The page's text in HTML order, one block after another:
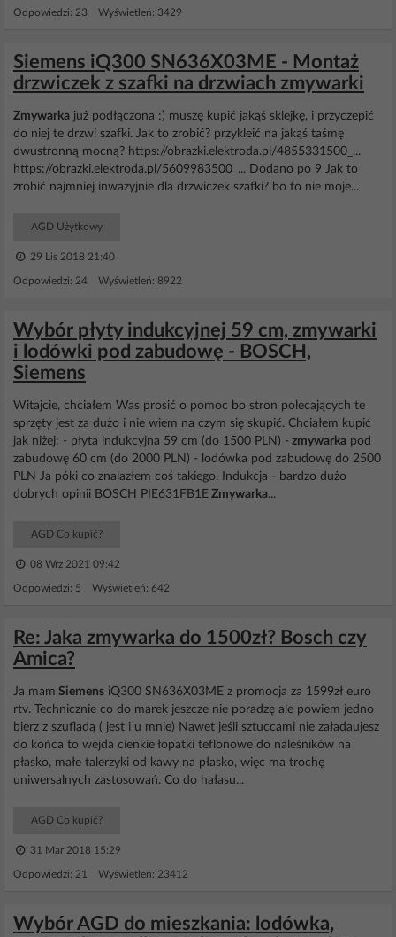
Odpowiedzi: 23 Wyświetleń: 3429
Siemens iQ300 SN636X03ME - Montaż
drzwiczek z szafki na drzwiach zmywarki
Zmywarka już podłączona :) muszę kupić jakąś sklejkę, i przyczepić
do niej te drzwi szafki. Jak to zrobić? przykleić na jakąś taśmę
dwustronną mocną? https://obrazki.elektroda.pl/4855331500_...
https://obrazki.elektroda.pl/5609983500_... Dodano po 9 Jak to
zrobić najmniej inwazyjnie dla drzwiczek szafki? bo to nie moje...
AGD Użytkowy
29 Lis 2018 21:40
Odpowiedzi: 24 Wyświetleń: 8922
Wybór płyty indukcyjnej 59 cm, zmywarki
i lodówki pod zabudowę - BOSCH,
Siemens
Witajcie, chciałem Was prosić o pomoc bo stron polecających te
sprzęty jest za dużo i nie wiem na czym się skupić. Chciałem kupić
jak niżej: - płyta indukcyjna 59 cm (do 1500 PLN) - zmywarka pod
zabudowę 60 cm (do 2000 PLN) - lodówka pod zabudowę do 2500
PLN Ja póki co znalazłem coś takiego. Indukcja - bardzo dużo
dobrych opinii BOSCH PIE631FB1E Zmywarka...
AGD Co kupić?
08 Wrz 2021 09:42
Odpowiedzi: 5 Wyświetleń: 642
Re: Jaka zmywarka do 1500zł? Bosch czy
Amica?
Ja mam Siemens iQ300 SN636X03ME z promocja za 1599zł euro
rtv. Technicznie co do marek jeszcze nie poradzę ale powiem jedno
bierz z szufladą ( jest i u mnie) Nawet jeśli sztuccami nie załadaujesz
do końca to wejda cienkie łopatki teflonowe do naleśników na
płasko, małe talerzyki od kawy na płasko, więc ma trochę
uniwersalnych zastosowań. Co do hałasu...
AGD Co kupić?
31 Mar 2018 15:29
Odpowiedzi: 21 Wyświetleń: 23412
Wybór AGD do mieszkania: lodówka,